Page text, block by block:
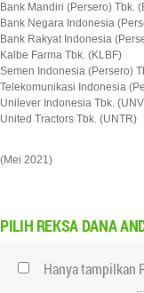
Bank Mandiri (Persero) Tbk.
Bank Negara Indonesia
Bank Rakyat Indonesia
Kalbe Farma Tbk. (KLBF)
Semen Indonesia (Persero)
Telekomunikasi Indonesia
Unilever Indonesia Tbk.
United Tractors Tbk. (UNTR)
(Mei 2021)
PILIH REKSA DANA
Hanya tampilkan